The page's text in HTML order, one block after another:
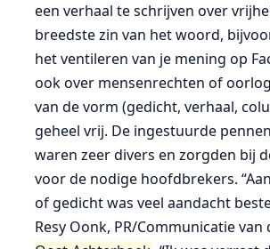
een verhaal te schrijven over
breedste zin van het woord,
het ventileren van je mening op
ook over mensenrechten of
van de vorm (gedicht, verhaal,
geheel vrij. De ingestuurde
waren zeer divers en zorgden bij
voor de nodige hoofdbrekers.
of gedicht was veel aandacht
Resy Oonk, PR/Communicatie van